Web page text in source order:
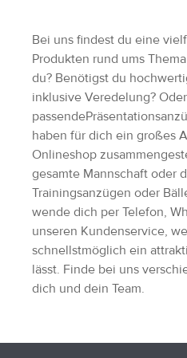
Bei uns findest du eine
Produkten rund ums
du? Benötigst du
inklusive Veredelung?
haben für dich ein großes
Onlineshop
gesamte Mannschaft oder
Trainingsanzügen oder
wende dich per Telefon,
unseren Kundenservice,
schnellstmöglich ein
lässt. Finde bei uns
dich und dein Team.